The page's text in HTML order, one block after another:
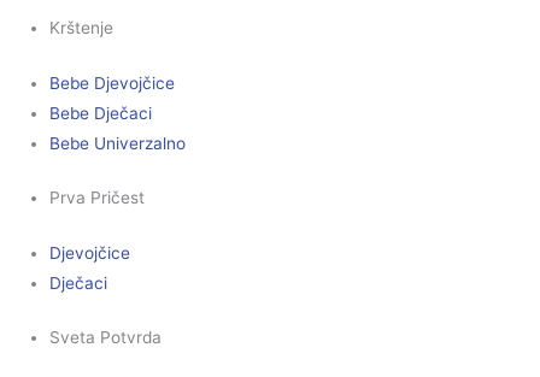
Krštenje
Bebe Djevojčice
Bebe Dječaci
Bebe Univerzalno
Prva Pričest
Djevojčice
Dječaci
Sveta Potvrda